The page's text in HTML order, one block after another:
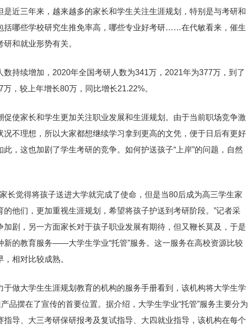
是近三年来，越来越多的家长和学生关注生涯规划，特别是与考研和
括哪些学校研究生推免率高，哪些专业好考研……在代敏看来，催生
和就业形势有关。
数持续增加，2020年全国考研人数为341万，2021年为377万，到了
，较上年增长80万，同比增长21.22%。
促使家长和学生更加关注职业发展和生涯规划。由于当前职场竞争激
况不理想，所以大家都想继续学习拿到更高的文凭，便于日后有更好
，这也加剧了学生考研的竞争。如何护送孩子“上岸”的问题，自然
长觉得将孩子送进大学就完成了使命，但是当80后成为高三学生家
的他们，更加重视生涯规划，希望将孩子护送到考研阶段。”记者采
加剧，另一方面家长对于孩子职业发展有期待，但又鞭长莫及，于是
新的教育服务——大学生学业“托管”服务。这一服务在高校资源比较
相对比较成熟。
于做大学生生涯规划教育的机构的服务手册看到，该机构将大学生学
品摆在了宣传的首要位置。据介绍，大学生学业“托管”服务主要分为
指导、大三考研保研报考及复试指导、大四就业指导，该机构在每个